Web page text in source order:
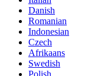
Danish
Romanian
Indonesian
Czech
Afrikaans
Swedish
Polish